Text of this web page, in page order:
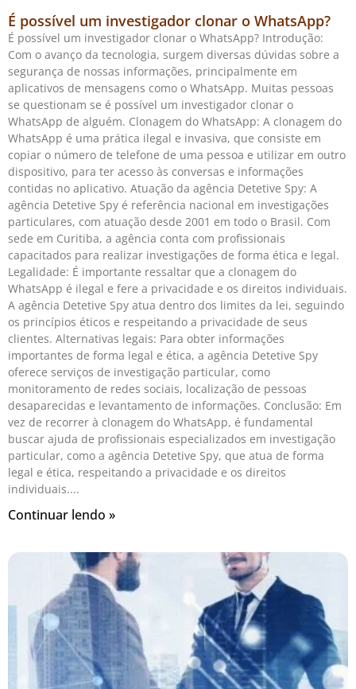
É possível um investigador clonar o WhatsApp?
É possível um investigador clonar o WhatsApp? Introdução:
Com o avanço da tecnologia, surgem diversas dúvidas sobre a
segurança de nossas informações, principalmente em
aplicativos de mensagens como o WhatsApp. Muitas pessoas
se questionam se é possível um investigador clonar o
WhatsApp de alguém. Clonagem do WhatsApp: A clonagem do
WhatsApp é uma prática ilegal e invasiva, que consiste em
copiar o número de telefone de uma pessoa e utilizar em outro
dispositivo, para ter acesso às conversas e informações
contidas no aplicativo. Atuação da agência Detetive Spy: A
agência Detetive Spy é referência nacional em investigações
particulares, com atuação desde 2001 em todo o Brasil. Com
sede em Curitiba, a agência conta com profissionais
capacitados para realizar investigações de forma ética e legal.
Legalidade: É importante ressaltar que a clonagem do
WhatsApp é ilegal e fere a privacidade e os direitos individuais.
A agência Detetive Spy atua dentro dos limites da lei, seguindo
os princípios éticos e respeitando a privacidade de seus
clientes. Alternativas legais: Para obter informações
importantes de forma legal e ética, a agência Detetive Spy
oferece serviços de investigação particular, como
monitoramento de redes sociais, localização de pessoas
desaparecidas e levantamento de informações. Conclusão: Em
vez de recorrer à clonagem do WhatsApp, é fundamental
buscar ajuda de profissionais especializados em investigação
particular, como a agência Detetive Spy, que atua de forma
legal e ética, respeitando a privacidade e os direitos
individuais.
Continuar lendo »